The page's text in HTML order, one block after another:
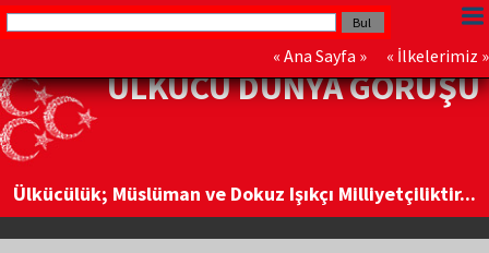
« Ana Sayfa » « İlkelerimiz »
ÜLKÜCÜ DÜNYA GÖRÜŞÜ
Ülkücülük; Müslüman ve Dokuz Işıkçı Milliyetçiliktir...